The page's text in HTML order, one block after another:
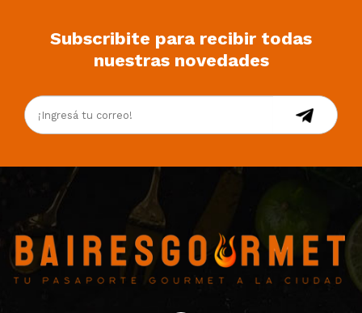
Subscribite para recibir todas
nuestras novedades